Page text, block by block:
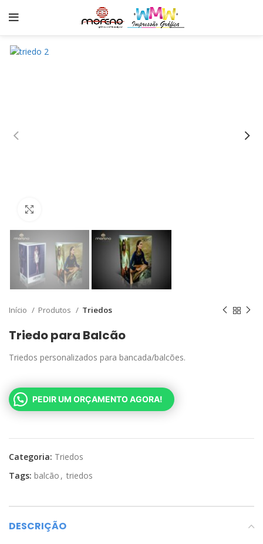
Início Produtos Triedos
Triedo para Balcão
Triedos personalizados para bancada/balcões.
PEDIR UM ORÇAMENTO AGORA!
Categoria: Triedos
Tags: balcão , triedos
DESCRIÇÃO